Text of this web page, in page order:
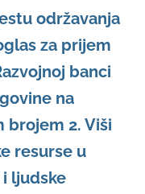
održavanja
za prijem
banci
na
brojem 2. Viši
resurse u
ljudske